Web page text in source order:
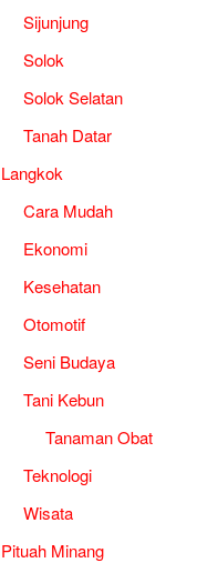
Sijunjung
Solok
Solok Selatan
Tanah Datar
Langkok
Cara Mudah
Ekonomi
Kesehatan
Otomotif
Seni Budaya
Tani Kebun
Tanaman Obat
Teknologi
Wisata
Pituah Minang